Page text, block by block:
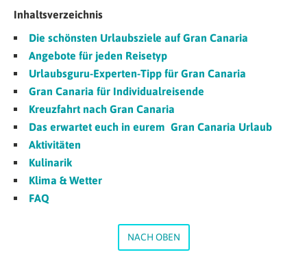
Inhaltsverzeichnis
Die schönsten Urlaubsziele auf Gran Canaria
Angebote für jeden Reisetyp
Urlaubsguru-Experten-Tipp für Gran Canaria
Gran Canaria für Individualreisende
Kreuzfahrt nach Gran Canaria
Das erwartet euch in eurem Gran Canaria Urlaub
Aktivitäten
Kulinarik
Klima & Wetter
FAQ
NACH OBEN